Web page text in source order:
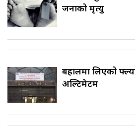
जनाको मृत्यु
बहालमा लिएको
अल्टिमेटम